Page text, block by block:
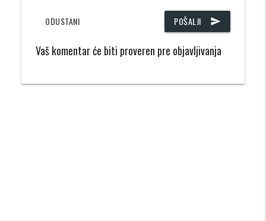
POŠALJI send
ODUSTANI
Vaš komentar će biti proveren pre objavljivanja